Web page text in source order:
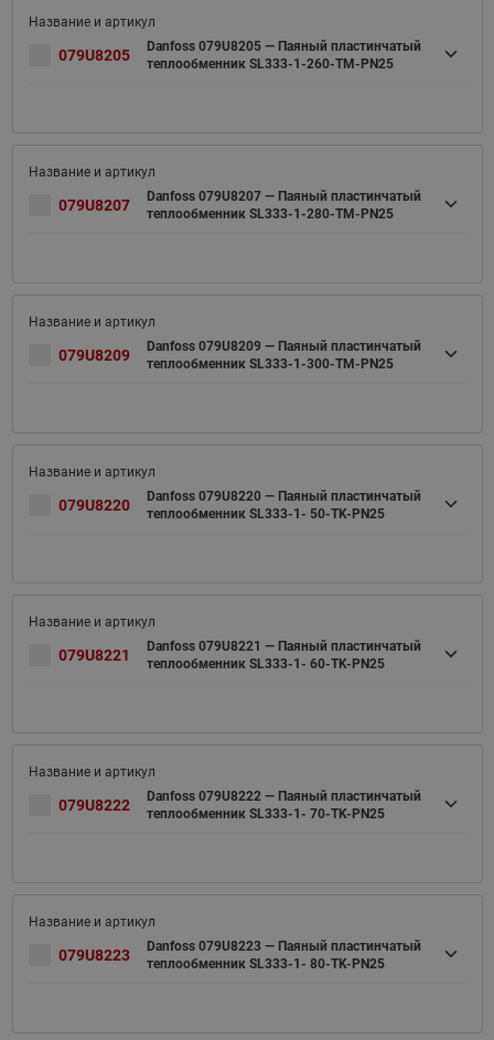
079U8205
Danfoss 079U8205 — Паяный пластинчатый
теплообменник SL333-1-260-TM-PN25
079U8207
Danfoss 079U8207 — Паяный пластинчатый
теплообменник SL333-1-280-TM-PN25
079U8209
Danfoss 079U8209 — Паяный пластинчатый
теплообменник SL333-1-300-TM-PN25
079U8220
Danfoss 079U8220 — Паяный пластинчатый
теплообменник SL333-1- 50-TK-PN25
079U8221
Danfoss 079U8221 — Паяный пластинчатый
теплообменник SL333-1- 60-TK-PN25
079U8222
Danfoss 079U8222 — Паяный пластинчатый
теплообменник SL333-1- 70-TK-PN25
079U8223
Danfoss 079U8223 — Паяный пластинчатый
теплообменник SL333-1- 80-TK-PN25